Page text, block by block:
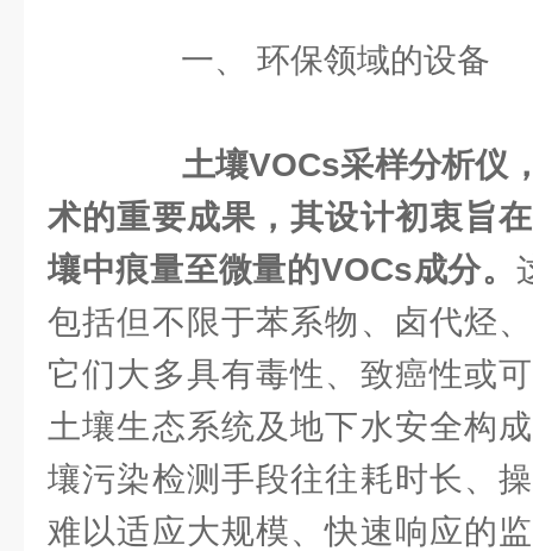
一、 环保领域的设备
土壤VOCs采样分析仪
术的重要成果，其设计初衷旨
壤中痕量至微量的VOCs成分。
包括但不限于苯系物、卤代烃
它们大多具有毒性、致癌性或
土壤生态系统及地下水安全构
壤污染检测手段往往耗时长、
难以适应大规模、快速响应的